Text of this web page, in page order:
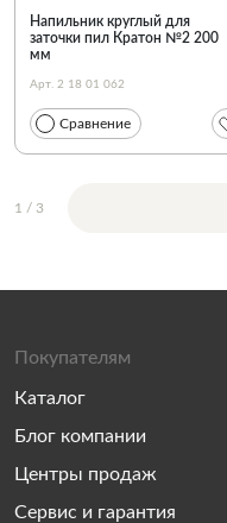
Напильник круглый для
заточки пил Кратон №2 200
мм
Арт. 2 18 01 062
Сравнение
1 / 3
Покупателям
Каталог
Блог компании
Центры продаж
Сервис и гарантия